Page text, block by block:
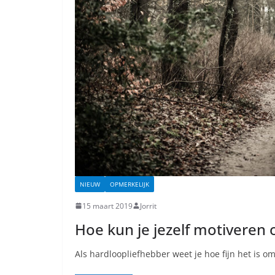
NIEUW OPMERKELIJK
15 maart 2019 Jorrit
Hoe kun je jezelf motiveren
Als hardloopliefhebber weet je hoe fijn het is